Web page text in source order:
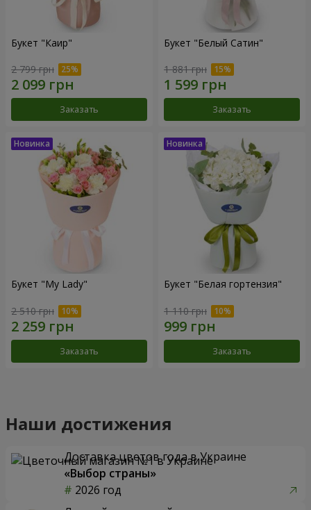
Букет "Каир"
2 799 грн
Заказать
Букет "Белый Сатин"
1 881 грн
Заказать
Букет "My Lady"
2 510 грн
Заказать
Букет "Белая гортензия"
1 110 грн
Заказать
Наши достижения
Доставка цветов года в Украине
«Выбор страны»
2026 год